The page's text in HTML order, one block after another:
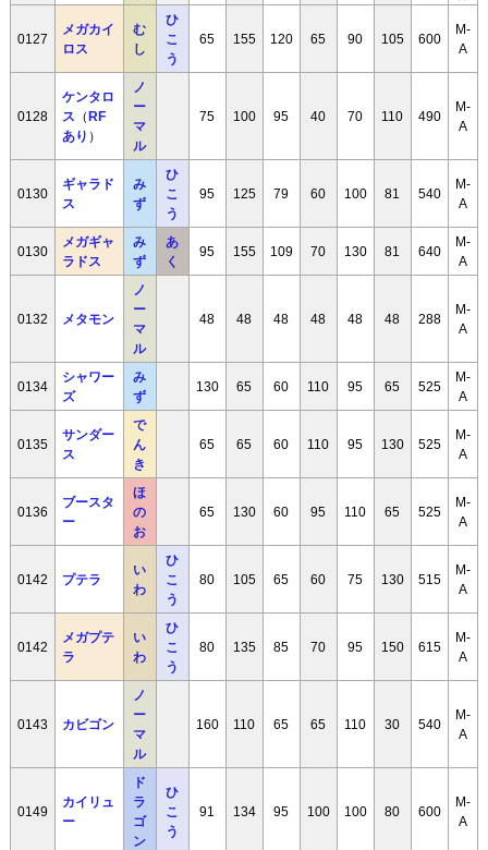
0127
メガカイ
ロス
む
し
ひ
こ
う
65 155 120 65 90 105 600
M-
A
0128
ケンタロ
ス （ RF
あり ）
ノ
ー
マ
ル
75 100 95 40 70 110 490
M-
A
0130
ギャラド
ス
み
ず
ひ
こ
う
95 125 79 60 100 81 540
M-
A
0130
メガギャ
ラドス
み
ず
あ
く
95 155 109 70 130 81 640
M-
A
0132 メタモン
ノ
ー
マ
ル
48 48 48 48 48 48 288
M-
A
0134
シャワー
ズ
み
ず
130 65 60 110 95 65 525
M-
A
0135
サンダー
ス
で
ん
き
65 65 60 110 95 130 525
M-
A
0136
ブースタ
ー
ほ
の
お
65 130 60 95 110 65 525
M-
A
0142 プテラ
い
わ
ひ
こ
う
80 105 65 60 75 130 515
M-
A
0142
メガプテ
ラ
い
わ
ひ
こ
う
80 135 85 70 95 150 615
M-
A
0143 カビゴン
ノ
ー
マ
ル
160 110 65 65 110 30 540
M-
A
0149
カイリュ
ー
ド
ラ
ゴ
ン
ひ
こ
う
91 134 95 100 100 80 600
M-
A